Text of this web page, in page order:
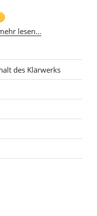
lesen...
des Klärwerks